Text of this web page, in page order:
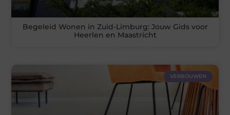
Begeleid Wonen in Zuid-Limburg: Jouw Gids voor
Heerlen en Maastricht
VERBOUWEN